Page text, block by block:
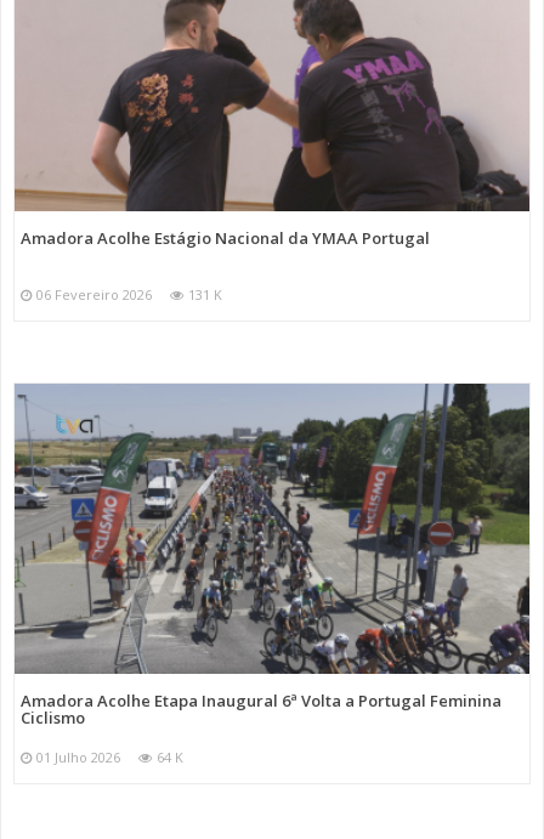
Amadora Acolhe Estágio Nacional da YMAA Portugal
06 Fevereiro 2026 131 K
Amadora Acolhe Etapa Inaugural 6ª Volta a Portugal Feminina
Ciclismo
01 Julho 2026 64 K